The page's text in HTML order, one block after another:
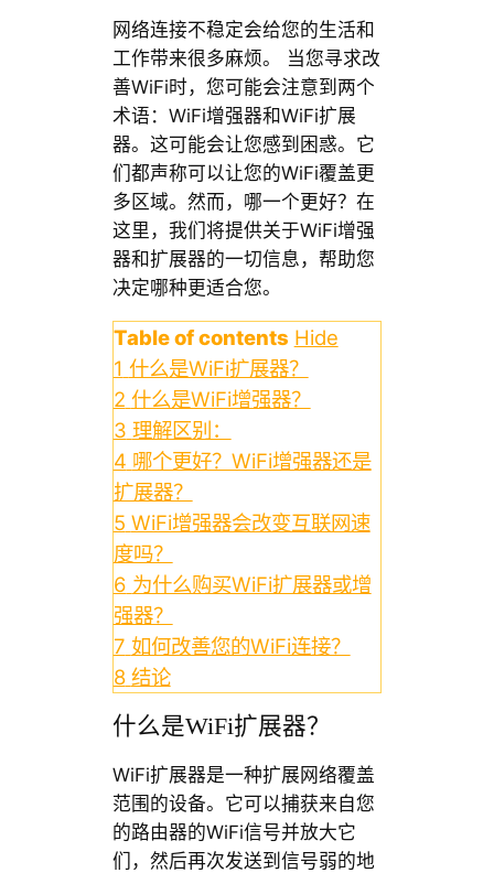
网络连接不稳定会给您的生活和
工作带来很多麻烦。 当您寻求改
善WiFi时，您可能会注意到两个
术语：WiFi增强器和WiFi扩展
器。这可能会让您感到困惑。它
们都声称可以让您的WiFi覆盖更
多区域。然而，哪一个更好？在
这里，我们将提供关于WiFi增强
器和扩展器的一切信息，帮助您
决定哪种更适合您。
Table of contents Hide
1 什么是WiFi扩展器？
2 什么是WiFi增强器？
3 理解区别：
4 哪个更好？WiFi增强器还是
扩展器？
5 WiFi增强器会改变互联网速
度吗？
6 为什么购买WiFi扩展器或增
强器？
7 如何改善您的WiFi连接？
8 结论
什么是WiFi扩展器？
WiFi扩展器是一种扩展网络覆盖
范围的设备。它可以捕获来自您
的路由器的WiFi信号并放大它
们，然后再次发送到信号弱的地